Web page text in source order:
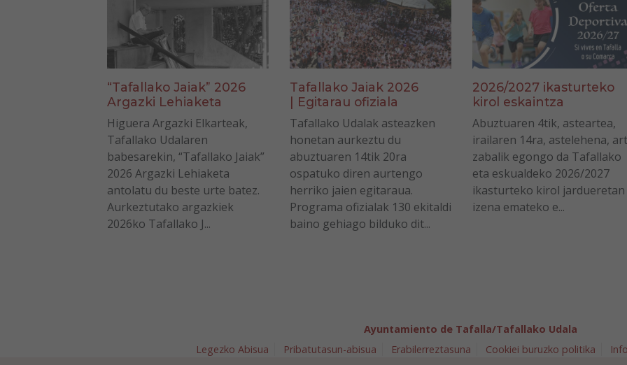
“Tafallako Jaiak” 2026
Argazki Lehiaketa
Higuera Argazki Elkarteak,
Tafallako Udalaren
babesarekin, “Tafallako Jaiak”
2026 Argazki Lehiaketa
antolatu du beste urte batez.
Aurkeztutako argazkiek
2026ko Tafallako J...
Tafallako Jaiak 2026
| Egitarau ofiziala
Tafallako Udalak asteazken
honetan aurkeztu du
abuztuaren 14tik 20ra
ospatuko diren aurtengo
herriko jaien egitaraua.
Programa ofizialak 130 ekitaldi
baino gehiago bilduko dit...
2026/2027 ikasturteko
kirol eskaintza
Abuztuaren 4tik, asteartea,
irailaren 14ra, astelehena,
zabalik egongo da Tafallako
eta eskualdeko 2026/2027
ikasturteko kirol jardueretan
izena emateko e...
Ayuntamiento de Tafalla/Tafallako Udala
Legezko Abisua
Pribatutasun-abisua Erabilerreztasuna Cookiei buruzko politika